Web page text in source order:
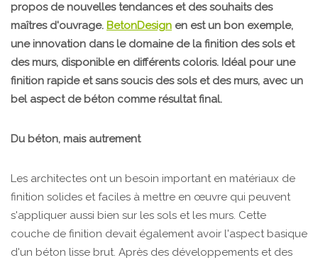
propos de nouvelles tendances et des souhaits des
maîtres d'ouvrage. BetonDesign en est un bon exemple,
une innovation dans le domaine de la finition des sols et
des murs, disponible en différents coloris. Idéal pour une
finition rapide et sans soucis des sols et des murs, avec un
bel aspect de béton comme résultat final.
Du béton, mais autrement
Les architectes ont un besoin important en matériaux de
finition solides et faciles à mettre en œuvre qui peuvent
s'appliquer aussi bien sur les sols et les murs. Cette
couche de finition devait également avoir l'aspect basique
d'un béton lisse brut. Après des développements et des